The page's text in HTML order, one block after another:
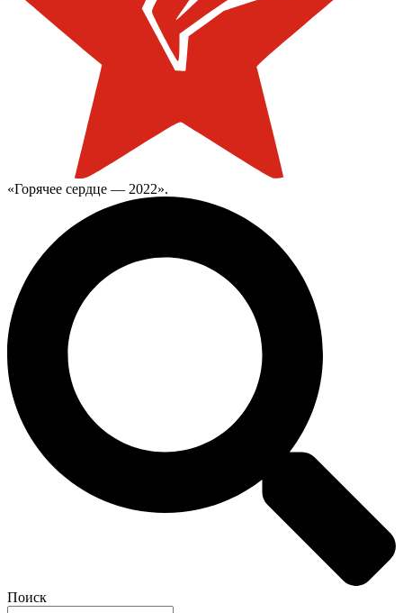
«Горячее сердце — 2022».
Поиск